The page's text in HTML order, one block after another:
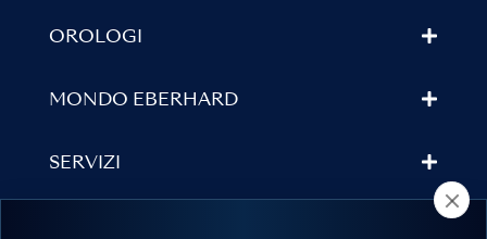
OROLOGI
MONDO EBERHARD
SERVIZI